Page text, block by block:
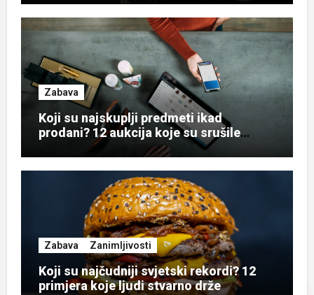
Zabava
Koji su najskuplji predmeti ikad
prodani? 12 aukcija koje su srušile
Zabava Zanimljivosti
Koji su najčudniji svjetski rekordi? 12
primjera koje ljudi stvarno drže